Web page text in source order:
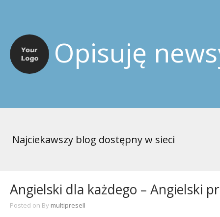
Opisuję
Najciekawszy blog dostępny w sieci
Angielski dla każdego – Angielski
Posted on By multipresell